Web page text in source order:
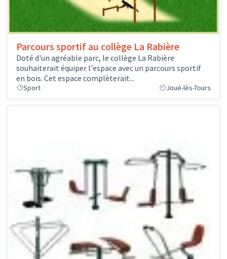
Parcours sportif au collège La Rabière
Doté d'un agréable parc, le collège La Rabière
souhaiterait équiper l'espace avec un parcours sportif
en bois. Cet espace complèterait...
Sport Joué-lès-Tours